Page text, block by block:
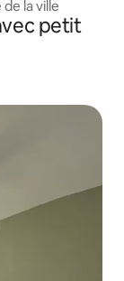
la ville
petit